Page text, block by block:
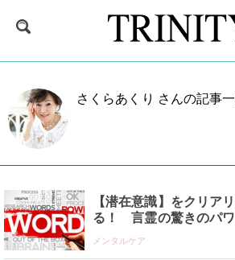
さくらあくり さんの記事
【潜在意識】をクリア
る！ 言霊の驚きのパワ
メンタルケア